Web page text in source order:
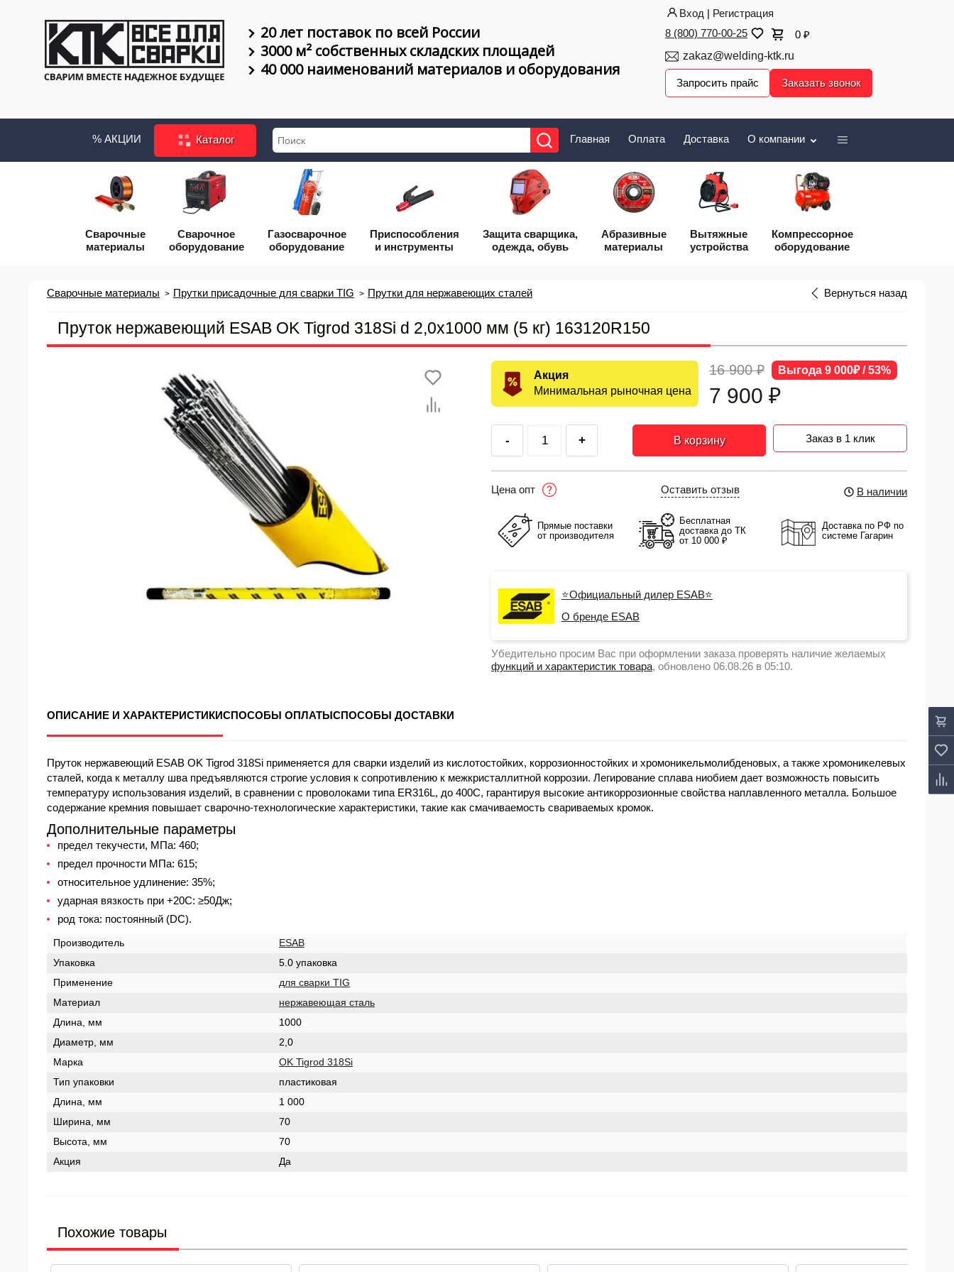
20 лет поставок по всей России
3000 м² собственных складских площадей
40 000 наименований материалов и оборудования
Вход | Регистрация
8 (800) 770-00-25
0 ₽
zakaz@welding-ktk.ru
Запросить прайс Заказать звонок
% АКЦИИ Каталог Главная Оплата Доставка О компании
Сварочные
материалы
Сварочное
оборудование
Газосварочное
оборудование
Приcпособления
и инструменты
Защита сварщика,
одежда, обувь
Абразивные
материалы
Вытяжные
устройства
Компрессорное
оборудование
Вернуться назад
Сварочные материалы Прутки присадочные для сварки TIG Прутки для нержавеющих сталей
Пруток нержавеющий ESAB OK Tigrod 318Si d 2,0х1000 мм (5 кг) 163120R150
Акция
Минимальная рыночная цена
16 900 ₽ Выгода 9 000₽ / 53%
7 900 ₽
- + В корзину Заказ в 1 клик
Цена опт Оставить отзыв В наличии
Прямые поставки
от производителя
Бесплатная
доставка до ТК
от 10 000 ₽
Доставка по РФ по
системе Гагарин
⭐Официальный дилер ESAB⭐
О бренде ESAB
Убедительно просим Вас при оформлении заказа проверять наличие желаемых
функций и характеристик товара, обновлено 06.08.26 в 05:10.
ОПИСАНИЕ И ХАРАКТЕРИСТИКИСПОСОБЫ ОПЛАТЫСПОСОБЫ ДОСТАВКИ
Пруток нержавеющий ESAB OK Tigrod 318Si применяется для сварки изделий из кислотостойких, коррозионностойких и хромоникельмолибденовых, а также хромоникелевых
сталей, когда к металлу шва предъявляются строгие условия к сопротивлению к межкристаллитной коррозии. Легирование сплава ниобием дает возможность повысить
температуру использования изделий, в сравнении с проволоками типа ER316L, до 400С, гарантируя высокие антикоррозионные свойства наплавленного металла. Большое
содержание кремния повышает сварочно-технологические характеристики, такие как смачиваемость свариваемых кромок.
Дополнительные параметры
предел текучести, МПа: 460;
предел прочности МПа: 615;
относительное удлинение: 35%;
ударная вязкость при +20С: ≥50Дж;
род тока: постоянный (DC).
Производитель
ESAB
Упаковка
5.0 упаковка
Применение
для сварки TIG
Материал
нержавеющая сталь
Длина, мм
1000
Диаметр, мм
2,0
Марка
OK Tigrod 318Si
Тип упаковки
пластиковая
Длина, мм
1 000
Ширина, мм
70
Высота, мм
70
Акция
Да
Похожие товары